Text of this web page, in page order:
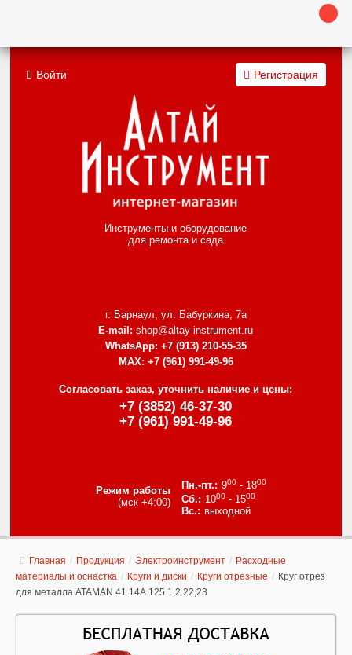
Инструменты и оборудование
для ремонта и сада
г. Барнаул, ул. Бабуркина, 7а
E-mail: shop@altay-instrument.ru
WhatsApp: +7 (913) 210-55-35
MAX: +7 (961) 991-49-96
Согласовать заказ, уточнить наличие и цены:
+7 (3852) 46-37-30
+7 (961) 991-49-96
Режим работы
(мск +4:00)
900- 1800
1000- 1500
выходной
Войти Регистрация
Главная / Продукция / Электроинструмент / Расходные
материалы и оснастка / Круги и диски / Круги отрезные / Круг отрез
для металла ATAMAN 41 14А 125 1,2 22,23